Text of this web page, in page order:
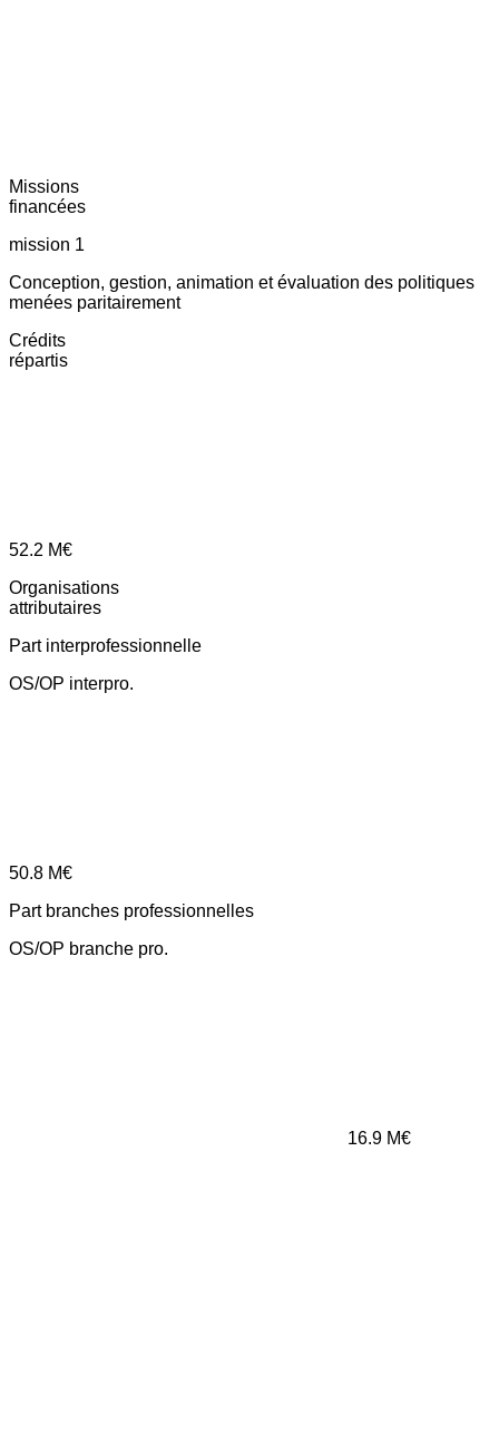
Missions
financées
mission 1
Conception, gestion, animation et évaluation des politiques
menées paritairement
Crédits
répartis
52.2 M€
Organisations
attributaires
Part interprofessionnelle
OS/OP interpro.
50.8 M€
Part branches professionnelles
OS/OP branche pro.
16.9 M€